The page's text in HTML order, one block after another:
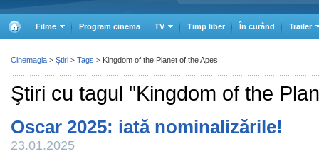
Filme Program cinema TV Timp liber În curând Trailer
Ştiri cu tagul "Kingdom of the
Oscar 2025: iată nominalizările!
23.01.2025
Cinemagia > Ştiri > Tags > Kingdom of the Planet of the Apes